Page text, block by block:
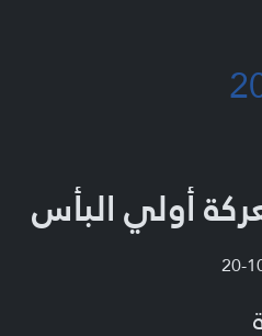
أولي البأس